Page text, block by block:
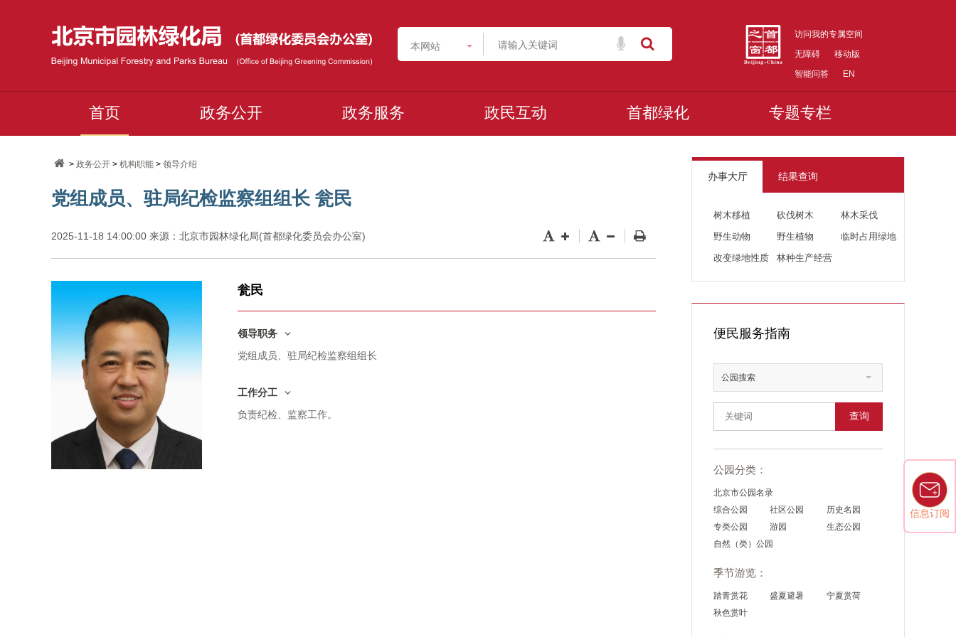
信息订阅
本网站
访问我的专属空间
无障碍
移动版
智能问答
EN
首页 政务公开 政务服务 政民互动 首都绿化 专题专栏
>政务公开 >机构职能 >领导介绍
党组成员、驻局纪检监察组组长 瓮民
2025-11-18 14:00:00 来源：北京市园林绿化局(首都绿化委员会办公室)
瓮民
领导职务
党组成员、驻局纪检监察组组长
工作分工
负责纪检、监察工作。
办事大厅 结果查询
树木移植 砍伐树木
林木采伐
野生动物
野生植物
临时占用绿地
改变绿地性质
林种生产经营
便民服务指南
公园搜索
查询
公园分类：
北京市公园名录
综合公园
社区公园
历史名园
专类公园
游园
生态公园
自然（类）公园
季节游览：
踏青赏花 盛夏避暑
宁夏赏荷
秋色赏叶